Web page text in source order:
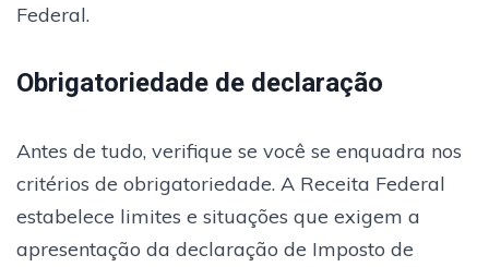
Federal.
Obrigatoriedade de declaração
Antes de tudo, verifique se você se enquadra nos
critérios de obrigatoriedade. A Receita Federal
estabelece limites e situações que exigem a
apresentação da declaração de Imposto de